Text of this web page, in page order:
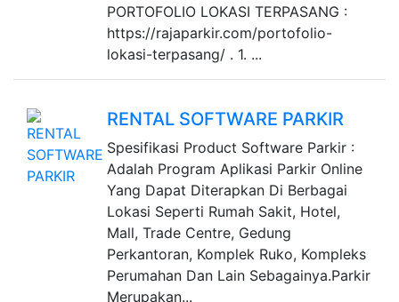
PORTOFOLIO LOKASI TERPASANG :
https://rajaparkir.com/portofolio-
lokasi-terpasang/ . 1. ...
RENTAL SOFTWARE PARKIR
Spesifikasi Product Software Parkir :
Adalah Program Aplikasi Parkir Online
Yang Dapat Diterapkan Di Berbagai
Lokasi Seperti Rumah Sakit, Hotel,
Mall, Trade Centre, Gedung
Perkantoran, Komplek Ruko, Kompleks
Perumahan Dan Lain Sebagainya.Parkir
Merupakan...